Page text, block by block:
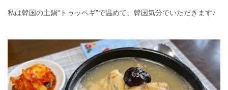
私は韓国の土鍋“トゥッペギ”で温めて、韓国気分でいただきます♪